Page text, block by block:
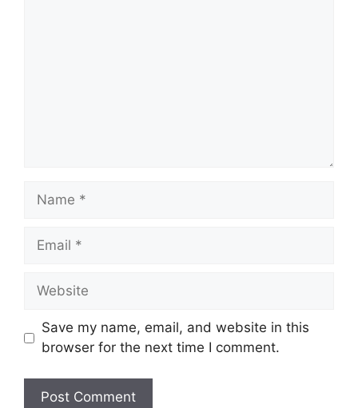
Name
Email
Website
Save my name, email, and website in this
browser for the next time I comment.